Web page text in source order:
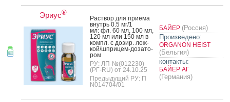
Эриус®
Рас­твор для при­ема
внутрь 0.5 мг/1
мл: фл. 60 мл, 100 мл,
120 мл или 150 мл в
компл. с до­зир. лож­
кой/шпри­цем-до­зато­
ром
РУ: ЛП-№(012230)-
(РГ-RU) от 24.10.25
Предыдущий РУ: П
N014704/01
БАЙЕР (Россия)
Произведено:
ORGANON HEIST
(Бельгия)
контакты:
БАЙЕР АГ
(Германия)